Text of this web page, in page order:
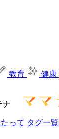
教育 健康
ナ
って タグ一覧